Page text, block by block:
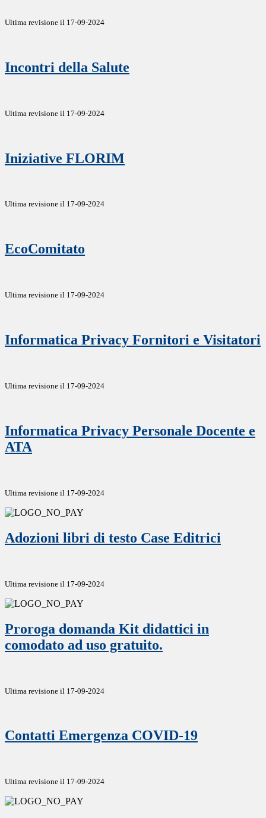
Ultima revisione il 17-09-2024
Incontri della Salute
Ultima revisione il 17-09-2024
Iniziative FLORIM
Ultima revisione il 17-09-2024
EcoComitato
Ultima revisione il 17-09-2024
Informatica Privacy Fornitori e Visitatori
Ultima revisione il 17-09-2024
Informatica Privacy Personale Docente e
ATA
Ultima revisione il 17-09-2024
Adozioni libri di testo Case Editrici
Ultima revisione il 17-09-2024
Proroga domanda Kit didattici in
comodato ad uso gratuito.
Ultima revisione il 17-09-2024
Contatti Emergenza COVID-19
Ultima revisione il 17-09-2024